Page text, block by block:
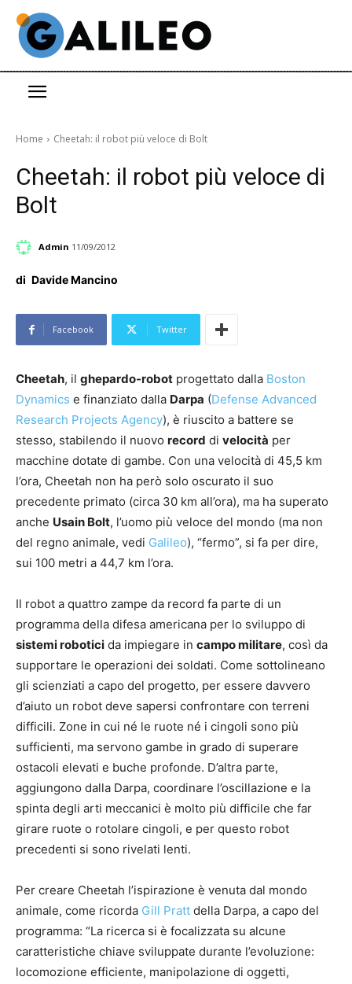
Home Cheetah: il robot più veloce di Bolt
Cheetah: il robot più veloce di
Bolt
Admin 11/09/2012
di Davide Mancino
Facebook Twitter
Cheetah, il ghepardo-robot progettato dalla Boston
Dynamics e finanziato dalla Darpa (Defense Advanced
Research Projects Agency), è riuscito a battere se
stesso, stabilendo il nuovo record di velocità per
macchine dotate di gambe. Con una velocità di 45,5 km
l’ora, Cheetah non ha però solo oscurato il suo
precedente primato (circa 30 km all’ora), ma ha superato
anche Usain Bolt, l’uomo più veloce del mondo (ma non
del regno animale, vedi Galileo), “fermo”, si fa per dire,
sui 100 metri a 44,7 km l’ora.
Il robot a quattro zampe da record fa parte di un
programma della difesa americana per lo sviluppo di
sistemi robotici da impiegare in campo militare, così da
supportare le operazioni dei soldati. Come sottolineano
gli scienziati a capo del progetto, per essere davvero
d’aiuto un robot deve sapersi confrontare con terreni
difficili. Zone in cui né le ruote né i cingoli sono più
sufficienti, ma servono gambe in grado di superare
ostacoli elevati e buche profonde. D’altra parte,
aggiungono dalla Darpa, coordinare l’oscillazione e la
spinta degli arti meccanici è molto più difficile che far
girare ruote o rotolare cingoli, e per questo robot
precedenti si sono rivelati lenti.
Per creare Cheetah l’ispirazione è venuta dal mondo
animale, come ricorda Gill Pratt della Darpa, a capo del
programma: “La ricerca si è focalizzata su alcune
caratteristiche chiave sviluppate durante l’evoluzione:
locomozione efficiente, manipolazione di oggetti,